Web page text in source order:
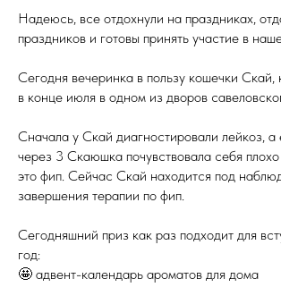
Надеюсь, все отдохнули на праздниках,
праздников и готовы принять участие в
Сегодня вечеринка в пользу кошечки Скай,
в конце июля в одном из дворов
Сначала у Скай диагностировали лейкоз,
через 3 Скаюшка почувствовала себя
это фип. Сейчас Скай находится под
завершения терапии по фип.
Сегодняшний приз как раз подходит для
год:
🤩 адвент-календарь ароматов для дома